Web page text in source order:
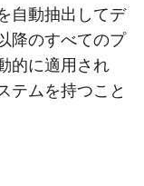
自動抽出してデ
降のすべてのプ
的に適用され
テムを持つこと